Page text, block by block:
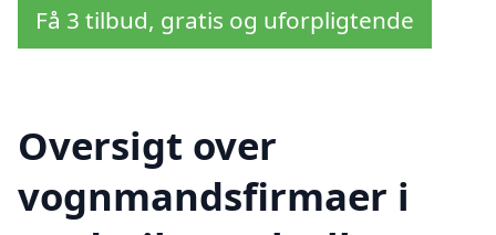
Få 3 tilbud, gratis og uforpligtende
Oversigt over
vognmandsfirmaer i